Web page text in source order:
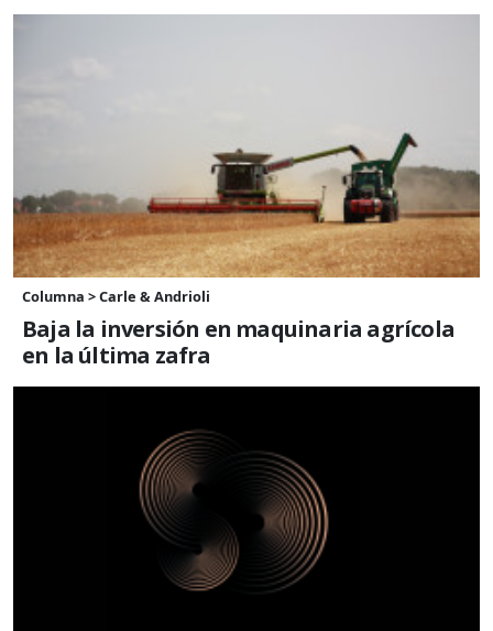
Columna > Carle & Andrioli
Baja la inversión en maquinaria agrícola
en la última zafra